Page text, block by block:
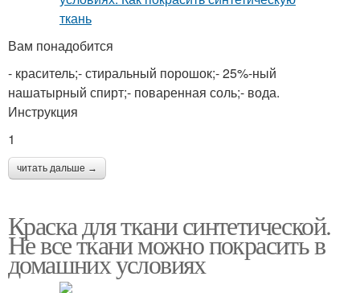
Вам понадобится
- краситель;- стиральный порошок;- 25%-ный
нашатырный спирт;- поваренная соль;- вода.
Инструкция
1
читать дальше →
Краска для ткани синтетической.
Не все ткани можно покрасить в
домашних условиях